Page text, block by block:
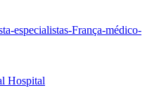
especialistas-França-médico-
Hospital